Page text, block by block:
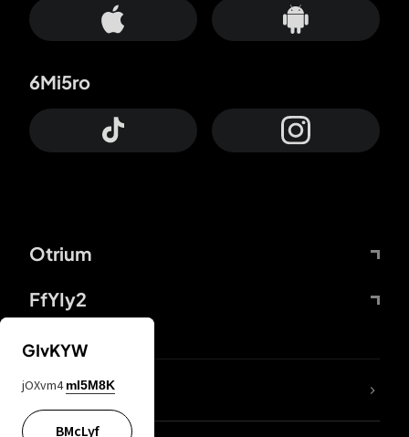
Otrium
FfYIy2
6Mi5ro
DDcvSo
GIvKYW
jOXvm4 mI5M8K
BMcLyf